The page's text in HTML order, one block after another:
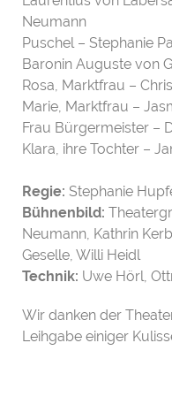
Neumann
Puschel – Stephanie
Baronin Auguste von
Rosa, Marktfrau –
Marie, Marktfrau –
Frau Bürgermeister –
Klara, ihre Tochter –
Regie: Stephanie
Bühnenbild:
Neumann, Kathrin
Geselle, Willi Heidl
Technik: Uwe Hörl,
Wir danken der
Leihgabe einiger